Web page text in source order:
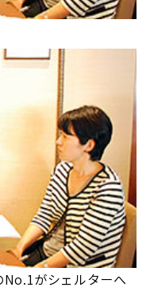
がシェルターへ